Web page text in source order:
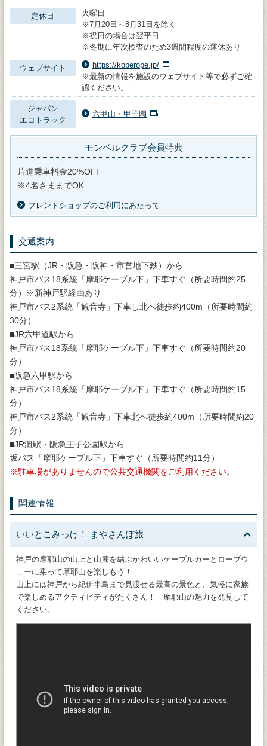
定休日
火曜日
※7月20日～8月31日を除く
※祝日の場合は翌平日
※冬期に年次検査のため3週間程度の運休あり
ウェブサイト
https://koberope.jp/
※最新の情報を施設のウェブサイト等で必ずご確
認ください。
ジャパン
エコトラック
六甲山・甲子園
モンベルクラブ会員特典
片道乗車料金20%OFF
※4名さままでOK
フレンドショップのご利用にあたって
交通案内
■三宮駅（JR・阪急・阪神・市営地下鉄）から
神戸市バス18系統「摩耶ケーブル下」下車すぐ（所要時間約25
分）※新神戸駅経由あり
神戸市バス2系統「観音寺」下車し北へ徒歩約400m（所要時間約
30分）
■JR六甲道駅から
神戸市バス18系統「摩耶ケーブル下」下車すぐ（所要時間約20
分）
■阪急六甲駅から
神戸市バス18系統「摩耶ケーブル下」下車すぐ（所要時間約15
分）
神戸市バス2系統「観音寺」下車北へ徒歩約400m（所要時間約20
分）
■JR灘駅・阪急王子公園駅から
坂バス「摩耶ケーブル下」下車すぐ（所要時間約11分）
駐車場がありませんので公共交通機関をご利用ください。
関連情報
いいとこみっけ！ まやさんぽ旅
神戸の摩耶山の山上と山麓を結ぶかわいいケーブルカーとロープウ
ェーに乗って摩耶山を楽しもう！
山上には神戸から紀伊半島まで見渡せる最高の景色と、気軽に家族
で楽しめるアクティビティがたくさん！ 摩耶山の魅力を発見して
ください。